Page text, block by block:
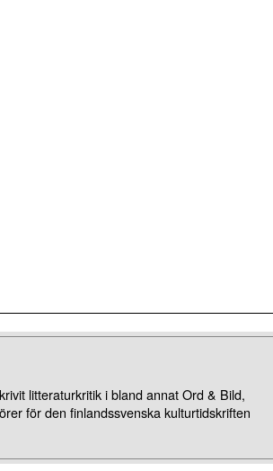
litteraturkritik i bland annat Ord & Bild,
för den finlandssvenska kulturtidskriften